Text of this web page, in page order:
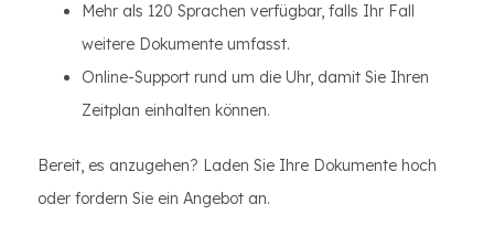
Mehr als 120 Sprachen verfügbar, falls Ihr Fall
weitere Dokumente umfasst.
Online-Support rund um die Uhr, damit Sie Ihren
Zeitplan einhalten können.
Bereit, es anzugehen? Laden Sie Ihre Dokumente hoch
oder fordern Sie ein Angebot an.